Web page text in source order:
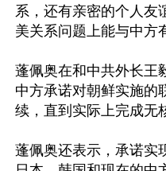
系，还有亲密的个人友
美关系问题上能与中方
蓬佩奥在和中共外长王
中方承诺对朝鲜实施的
续，直到实际上完成无
蓬佩奥还表示，承诺实